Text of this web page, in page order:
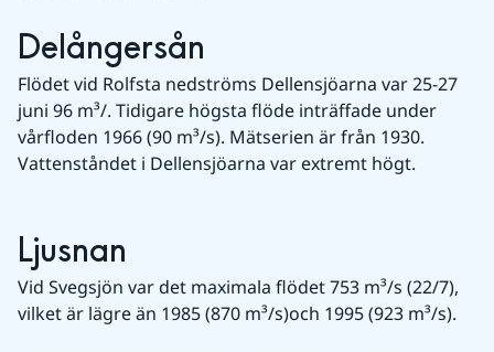
Delångersån
Flödet vid Rolfsta nedströms Dellensjöarna var 25-27
juni 96 m³/. Tidigare högsta flöde inträffade under
vårfloden 1966 (90 m³/s). Mätserien är från 1930.
Vattenståndet i Dellensjöarna var extremt högt.
Ljusnan
Vid Svegsjön var det maximala flödet 753 m³/s (22/7),
vilket är lägre än 1985 (870 m³/s)och 1995 (923 m³/s).